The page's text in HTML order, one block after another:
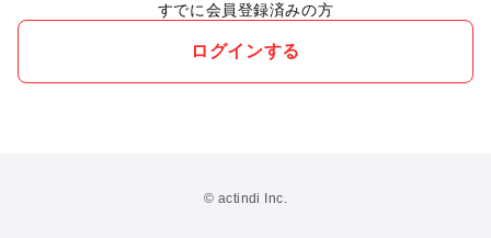
すでに会員登録済みの方
ログインする
© actindi Inc.